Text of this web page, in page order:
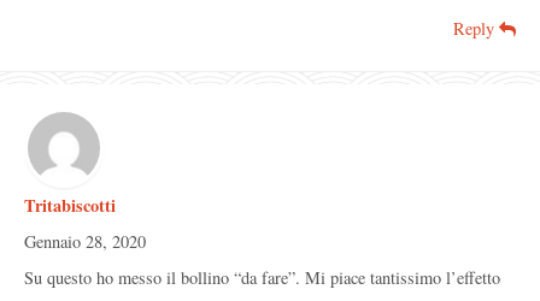
Reply
Tritabiscotti
Gennaio 28, 2020
Su questo ho messo il bollino “da fare”. Mi piace tantissimo l’effetto